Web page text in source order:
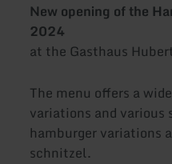
New opening of the
2024
at the Gasthaus
The menu offers a
variations and various
hamburger variations
schnitzel.